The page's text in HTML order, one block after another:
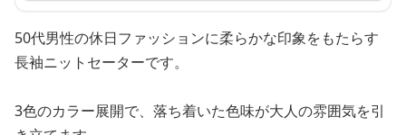
50代男性の休日ファッションに柔らかな印象をもたらす
長袖ニットセーターです。
3色のカラー展開で、落ち着いた色味が大人の雰囲気を引